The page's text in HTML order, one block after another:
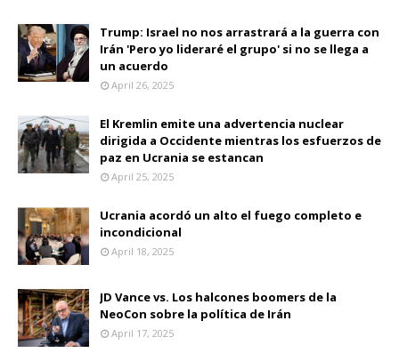
Trump: Israel no nos arrastrará a la guerra con
Irán 'Pero yo lideraré el grupo' si no se llega a
un acuerdo
April 26, 2025
El Kremlin emite una advertencia nuclear
dirigida a Occidente mientras los esfuerzos de
paz en Ucrania se estancan
April 25, 2025
Ucrania acordó un alto el fuego completo e
incondicional
April 18, 2025
JD Vance vs. Los halcones boomers de la
NeoCon sobre la política de Irán
April 17, 2025